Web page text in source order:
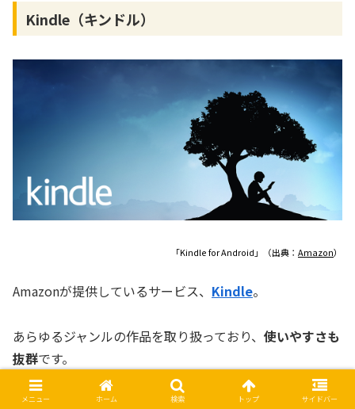
Kindle（キンドル）
「Kindle for Android」（出典： Amazon）
Amazonが提供しているサービス、 Kindle。
あらゆるジャンルの作品を取り扱っており、 使いやすさも
抜群です。
メニュー ホーム 検索 トップ サイドバー